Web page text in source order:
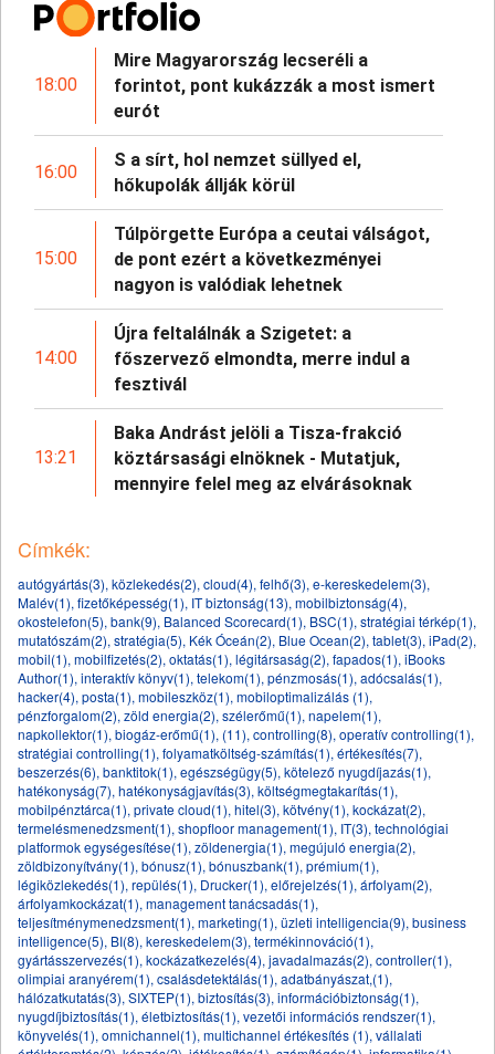
18:00
Mire Magyarország lecseréli a
forintot, pont kukázzák a most ismert
eurót
16:00
S a sírt, hol nemzet süllyed el,
hőkupolák állják körül
15:00
Túlpörgette Európa a ceutai válságot,
de pont ezért a következményei
nagyon is valódiak lehetnek
14:00
Újra feltalálnák a Szigetet: a
főszervező elmondta, merre indul a
fesztivál
13:21
Baka Andrást jelöli a Tisza-frakció
köztársasági elnöknek - Mutatjuk,
mennyire felel meg az elvárásoknak
Címkék:
autógyártás(3), közlekedés(2), cloud(4), felhő(3), e-kereskedelem(3),
Malév(1), fizetőképesség(1), IT biztonság(13), mobilbiztonság(4),
okostelefon(5), bank(9), Balanced Scorecard(1), BSC(1), stratégiai térkép(1),
mutatószám(2), stratégia(5), Kék Óceán(2), Blue Ocean(2), tablet(3), iPad(2),
mobil(1), mobilfizetés(2), oktatás(1), légitársaság(2), fapados(1), iBooks
Author(1), interaktív könyv(1), telekom(1), pénzmosás(1), adócsalás(1),
hacker(4), posta(1), mobileszköz(1), mobiloptimalizálás (1),
pénzforgalom(2), zöld energia(2), szélerőmű(1), napelem(1),
napkollektor(1), biogáz-erőmű(1), (11), controlling(8), operatív controlling(1),
stratégiai controlling(1), folyamatköltség-számítás(1), értékesítés(7),
beszerzés(6), banktitok(1), egészségügy(5), kötelező nyugdíjazás(1),
hatékonyság(7), hatékonyságjavítás(3), költségmegtakarítás(1),
mobilpénztárca(1), private cloud(1), hitel(3), kötvény(1), kockázat(2),
termelésmenedzsment(1), shopfloor management(1), IT(3), technológiai
platformok egységesítése(1), zöldenergia(1), megújuló energia(2),
zöldbizonyítvány(1), bónusz(1), bónuszbank(1), prémium(1),
légiközlekedés(1), repülés(1), Drucker(1), előrejelzés(1), árfolyam(2),
árfolyamkockázat(1), management tanácsadás(1),
teljesítménymenedzsment(1), marketing(1), üzleti intelligencia(9), business
intelligence(5), BI(8), kereskedelem(3), termékinnováció(1),
gyártásszervezés(1), kockázatkezelés(4), javadalmazás(2), controller(1),
olimpiai aranyérem(1), csalásdetektálás(1), adatbányászat,(1),
hálózatkutatás(3), SIXTEP(1), biztosítás(3), információbiztonság(1),
nyugdíjbiztosítás(1), életbiztosítás(1), vezetői információs rendszer(1),
könyvelés(1), omnichannel(1), multichannel értékesítés (1), vállalati